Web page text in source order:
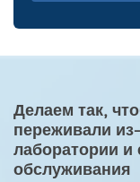
Делаем так,
переживали
лаборатории и
обслуживания